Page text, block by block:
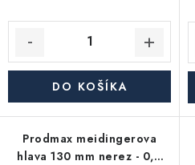
DO KOŠÍKA
Prodmax meidingerova
hlava 130 mm nerez - 0,6